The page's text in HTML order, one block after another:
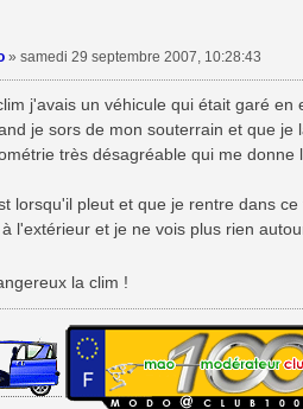
» samedi 29 septembre 2007, 10:28:43
j'avais un véhicule qui était garé
je sors de mon souterrain et que
très désagréable qui me donne
lorsqu'il pleut et que je rentre dans
l'extérieur et je ne vois plus rien
la clim !